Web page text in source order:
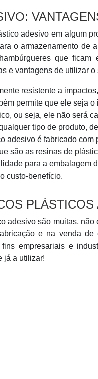
adesivo em algum
o armazenamento de
que
e vantagens de utilizar
resistente a
permite que ele seja
ou seja, ele não será
tipo de produto,
adesivo é fabricado
são as resinas de
para a embalagem
custo-benefício.
PLÁSTICOS
adesivo são muitas,
e na venda
empresariais e
já a utilizar!